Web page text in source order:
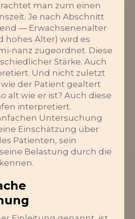
man zum einen
Je nach Abschnitt
— Erwachsenenalter
hohes Alter) wird es
nanz zugeordnet. Diese
Stärke. Auch
Und nicht zuletzt
der Patient gealtert
alt wie er ist? Auch diese
interpretiert.
Untersuchung
Einschätzung über
Patienten, sein
Belastung durch die